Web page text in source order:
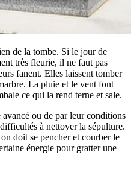
de la tombe. Si le jour de
très fleurie, il ne faut pas
fanent. Elles laissent tomber
La pluie et le vent font
ce qui la rend terne et sale.
avancé ou de par leur conditions
à nettoyer la sépulture.
doit se pencher et courber le
énergie pour gratter une